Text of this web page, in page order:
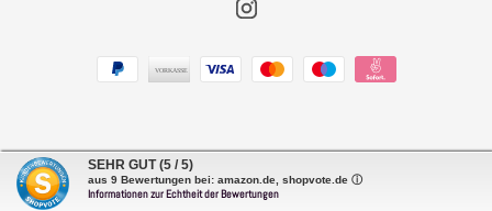
Zahlungsarten
SEHR GUT (5 / 5)
aus 9 Bewertungen bei: amazon.de, shopvote.de ⓘ
Informationen zur Echtheit der Bewertungen